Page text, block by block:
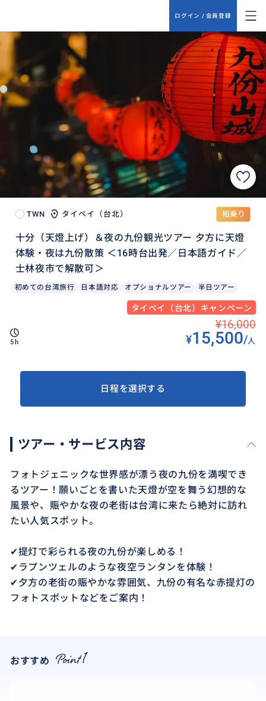
ログイン / 会員登録
TWN タイペイ（台北） 相乗り
十分（天燈上げ）＆夜の九份観光ツアー 夕方に天燈
体験・夜は九份散策 ＜16時台出発／日本語ガイド／
士林夜市で解散可＞
初めての台湾旅行 日本語対応 オプショナルツアー 半日ツアー
タイペイ（台北）キャンペーン
5h
¥16,000
¥15,500/人
日程を選択する
ツアー・サービス内容
フォトジェニックな世界感が漂う夜の九份を満喫でき
るツアー！願いごとを書いた天燈が空を舞う幻想的な
風景や、賑やかな夜の老街は台湾に来たら絶対に訪れ
たい人気スポット。
✔提灯で彩られる夜の九份が楽しめる！
✔ラプンツェルのような夜空ランタンを体験！
✔夕方の老街の賑やかな雰囲気、九份の有名な赤提灯の
フォトスポットなどをご案内！
おすすめ